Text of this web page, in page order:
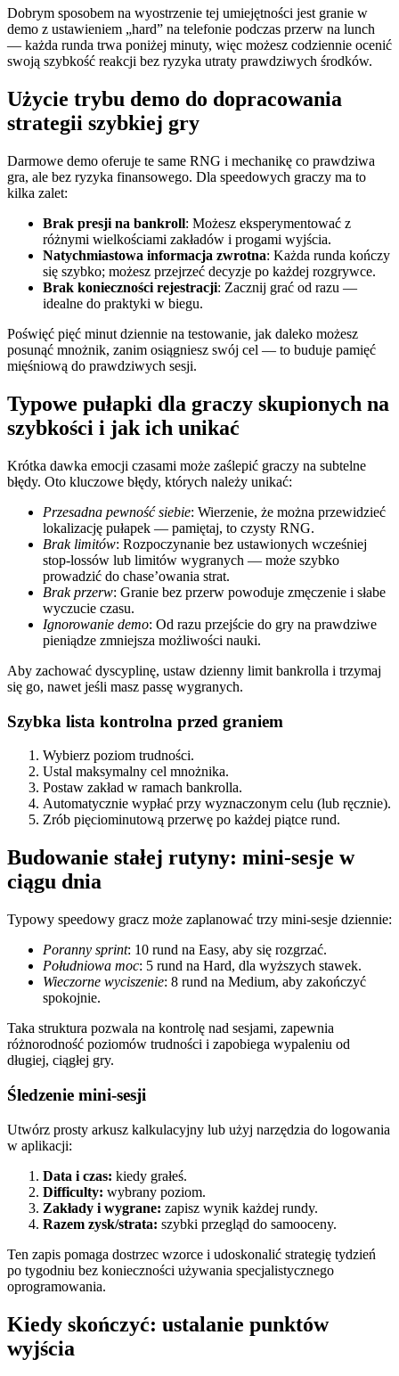
Dobrym sposobem na wyostrzenie tej umiejętności jest granie w
demo z ustawieniem „hard” na telefonie podczas przerw na lunch
— każda runda trwa poniżej minuty, więc możesz codziennie ocenić
swoją szybkość reakcji bez ryzyka utraty prawdziwych środków.
Użycie trybu demo do dopracowania
strategii szybkiej gry
Darmowe demo oferuje te same RNG i mechanikę co prawdziwa
gra, ale bez ryzyka finansowego. Dla speedowych graczy ma to
kilka zalet:
Brak presji na bankroll: Możesz eksperymentować z
różnymi wielkościami zakładów i progami wyjścia.
Natychmiastowa informacja zwrotna: Każda runda kończy
się szybko; możesz przejrzeć decyzje po każdej rozgrywce.
Brak konieczności rejestracji: Zacznij grać od razu —
idealne do praktyki w biegu.
Poświęć pięć minut dziennie na testowanie, jak daleko możesz
posunąć mnożnik, zanim osiągniesz swój cel — to buduje pamięć
mięśniową do prawdziwych sesji.
Typowe pułapki dla graczy skupionych na
szybkości i jak ich unikać
Krótka dawka emocji czasami może zaślepić graczy na subtelne
błędy. Oto kluczowe błędy, których należy unikać:
Przesadna pewność siebie: Wierzenie, że można przewidzieć
lokalizację pułapek — pamiętaj, to czysty RNG.
Brak limitów: Rozpoczynanie bez ustawionych wcześniej
stop-lossów lub limitów wygranych — może szybko
prowadzić do chase’owania strat.
Brak przerw: Granie bez przerw powoduje zmęczenie i słabe
wyczucie czasu.
Ignorowanie demo: Od razu przejście do gry na prawdziwe
pieniądze zmniejsza możliwości nauki.
Aby zachować dyscyplinę, ustaw dzienny limit bankrolla i trzymaj
się go, nawet jeśli masz passę wygranych.
Szybka lista kontrolna przed graniem
Wybierz poziom trudności.
Ustal maksymalny cel mnożnika.
Postaw zakład w ramach bankrolla.
Automatycznie wypłać przy wyznaczonym celu (lub ręcznie).
Zrób pięciominutową przerwę po każdej piątce rund.
Budowanie stałej rutyny: mini‑sesje w
ciągu dnia
Typowy speedowy gracz może zaplanować trzy mini‑sesje dziennie:
Poranny sprint: 10 rund na Easy, aby się rozgrzać.
Południowa moc: 5 rund na Hard, dla wyższych stawek.
Wieczorne wyciszenie: 8 rund na Medium, aby zakończyć
spokojnie.
Taka struktura pozwala na kontrolę nad sesjami, zapewnia
różnorodność poziomów trudności i zapobiega wypaleniu od
długiej, ciągłej gry.
Śledzenie mini‑sesji
Utwórz prosty arkusz kalkulacyjny lub użyj narzędzia do logowania
w aplikacji:
Data i czas: kiedy grałeś.
Difficulty: wybrany poziom.
Zakłady i wygrane: zapisz wynik każdej rundy.
Razem zysk/strata: szybki przegląd do samooceny.
Ten zapis pomaga dostrzec wzorce i udoskonalić strategię tydzień
po tygodniu bez konieczności używania specjalistycznego
oprogramowania.
Kiedy skończyć: ustalanie punktów
wyjścia